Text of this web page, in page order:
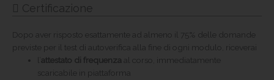
Certificazione
Dopo aver risposto esattamente ad almeno il 75% delle domande
previste per il test di autoverifica alla fine di ogni modulo, riceverai
l’ attestato di frequenza al corso, immediatamente
scaricabile in piattaforma